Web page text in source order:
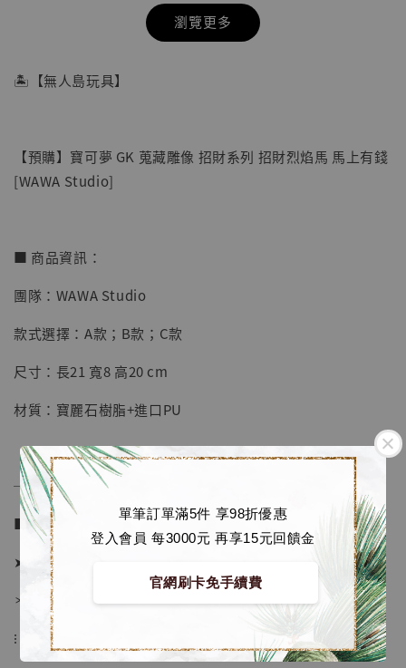
單筆訂單滿5件 享98折優惠
登入會員 每3000元 再享15元回饋金
官網刷卡免手續費
【店內現貨】海賊王 系列蒐藏雕像 布魯克達
NT$ 1,500
NT$ 1,870
加購優惠【讓子彈飛 鵝城縣長 張麻子 [BK01]】
瀏覽更多
🏝【無人島玩具】
【預購】寶可夢 GK 蒐藏雕像 招財系列 招財烈焰馬 馬上有錢
[WAWA Studio]
■ 商品資訊：
團隊：WAWA Studio
款式選擇：A款；B款；C款
尺寸：長21 寬8 高20 cm
材質：寶麗石樹脂+進口PU
──────────────
■ 販售資訊：
➤ 價格 3280元 (訂金1880)
＊ 國際運費另計
⁝